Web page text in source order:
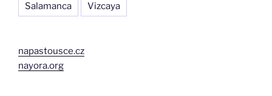
Salamanca Vizcaya
napastousce.cz
nayora.org